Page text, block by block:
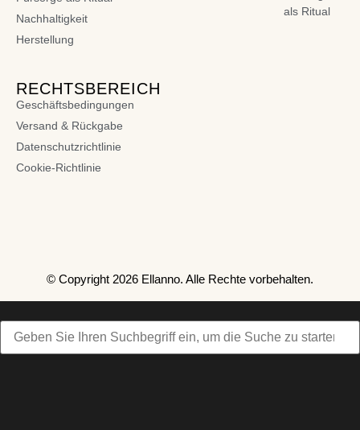
Nachhaltigkeit
Herstellung
als Ritual
RECHTSBEREICH
Geschäftsbedingungen
Versand & Rückgabe
Datenschutzrichtlinie
Cookie-Richtlinie
© Copyright 2026 Ellanno. Alle Rechte vorbehalten.